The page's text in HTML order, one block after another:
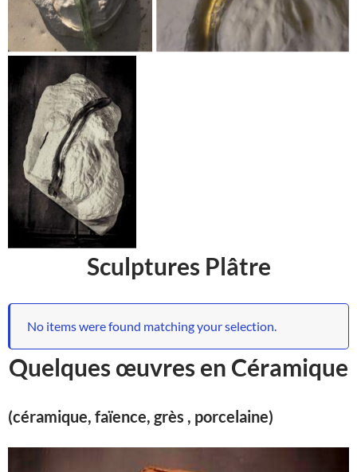
Sculptures Plâtre
No items were found matching your selection.
Quelques œuvres en Céramique
(céramique, faïence, grès , porcelaine)